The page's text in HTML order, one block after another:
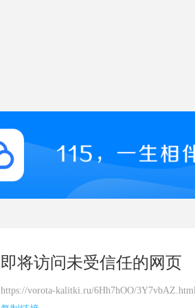
即将访问未受信任的网页
https://vorota-kalitki.ru/6Hh7hOO/3Y7vbAZ.html